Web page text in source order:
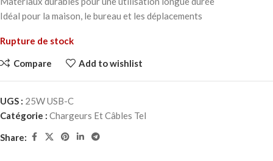
Idéal pour la maison, le bureau et les déplacements
Rupture de stock
Compare Add to wishlist
UGS : 25W USB-C
Catégorie : Chargeurs Et Câbles Tel
Share: